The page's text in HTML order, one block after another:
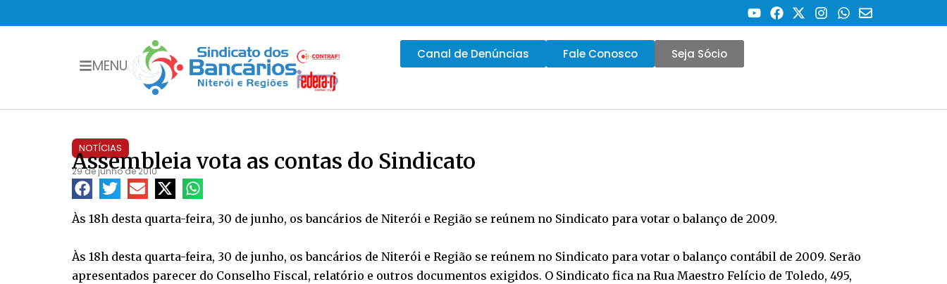
MENU
Canal de Denúncias Fale Conosco Seja Sócio
NOTÍCIAS
Assembleia vota as contas do Sindicato
29 de junho de 2010
Às 18h desta quarta-feira, 30 de junho, os bancários de Niterói e Região se reúnem no Sindicato para votar o balanço de 2009.
Às 18h desta quarta-feira, 30 de junho, os bancários de Niterói e Região se reúnem no Sindicato para votar o balanço contábil de 2009. Serão
apresentados parecer do Conselho Fiscal, relatório e outros documentos exigidos. O Sindicato fica na Rua Maestro Felício de Toledo, 495,